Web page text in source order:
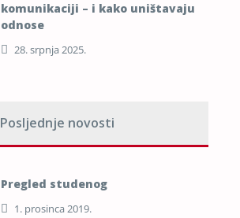
komunikaciji – i kako uništavaju
odnose
28. srpnja 2025.
Posljednje novosti
Pregled studenog
1. prosinca 2019.